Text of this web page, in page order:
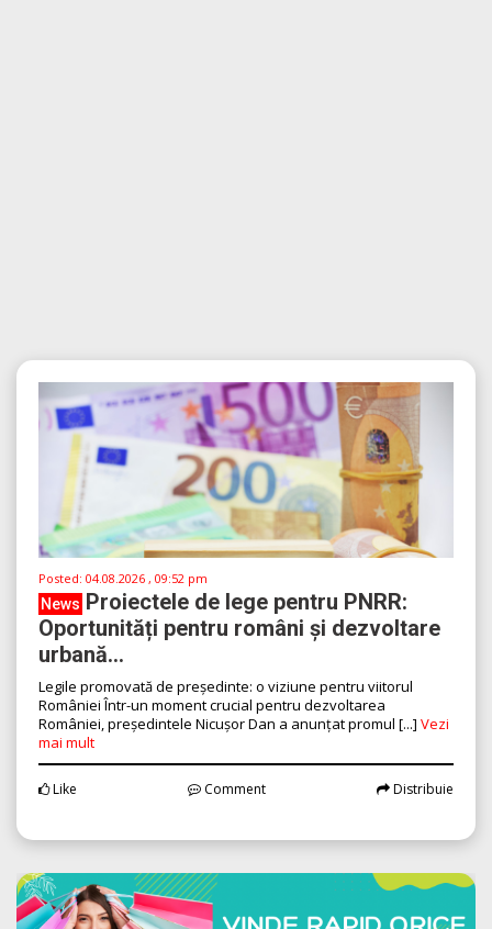
Posted: 04.08.2026 , 09:52 pm
News Proiectele de lege pentru PNRR:
Oportunități pentru români și dezvoltare
urbană...
Legile promovată de președinte: o viziune pentru viitorul
României Într-un moment crucial pentru dezvoltarea
României, președintele Nicușor Dan a anunțat promul [...] Vezi
mai mult
Like Comment Distribuie